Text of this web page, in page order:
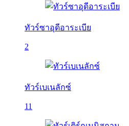
ทัวร์ซาอุดีอาระเบีย
2
ทัวร์เบเนลักซ์
11